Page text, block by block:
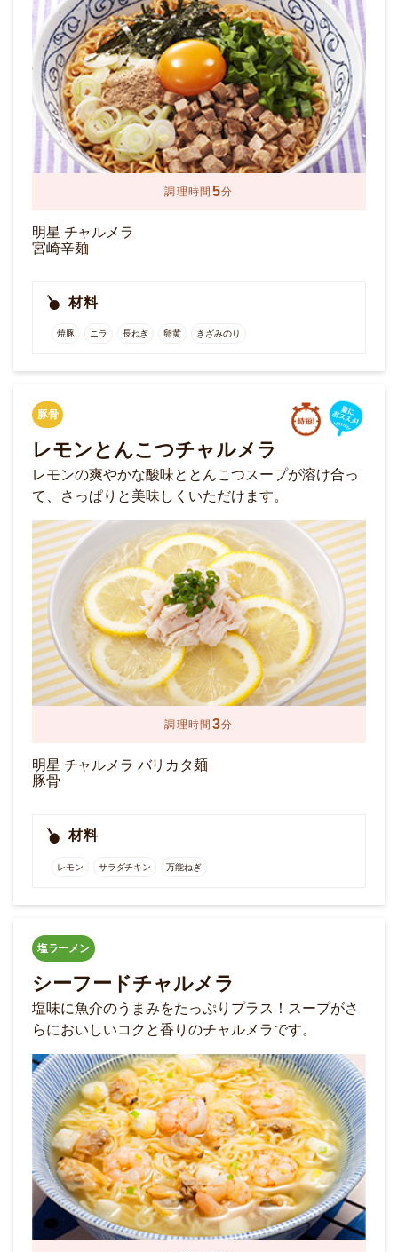
調理時間 5分
明星 チャルメラ
宮崎辛麺
材料
焼豚 ニラ 長ねぎ 卵黄 きざみのり
豚骨
レモンとんこつチャルメラ
レモンの爽やかな酸味ととんこつスープが溶け合っ
て、さっぱりと美味しくいただけます。
調理時間 3分
明星 チャルメラ バリカタ麺
豚骨
材料
レモン サラダチキン 万能ねぎ
塩ラーメン
シーフードチャルメラ
塩味に魚介のうまみをたっぷりプラス！スープがさ
らにおいしいコクと香りのチャルメラです。